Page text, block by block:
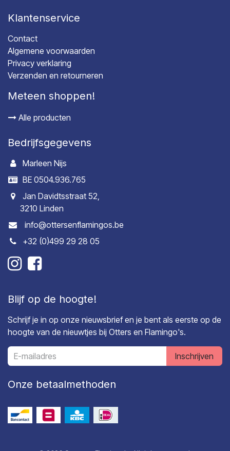
Klantenservice
Contact
Algemene voorwaarden
Privacy verklaring
Verzenden en retourneren
Meteen shoppen!
Alle producten
Bedrijfsgegevens
Marleen Nijs
BE 0504.936.765
Jan Davidtsstraat 52,
3210 Linden
info@ottersenflamingos.be
+32 (0)499 29 28 05
Blijf op de hoogte!
Schrijf je in op onze nieuwsbrief en je bent als eerste op de
hoogte van de nieuwtjes bij Otters en Flamingo's.
Inschrijven
Onze betaalmethoden